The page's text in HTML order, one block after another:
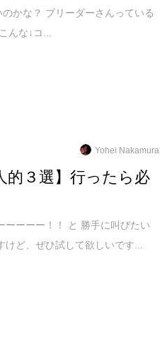
かな？ ブリーダーさんっている
んな↓コ...
Yohei Nakamura
的３選】行ったら必
ーーーー！！ と 勝手に叫びたい
ど、ぜひ試して欲しいです...